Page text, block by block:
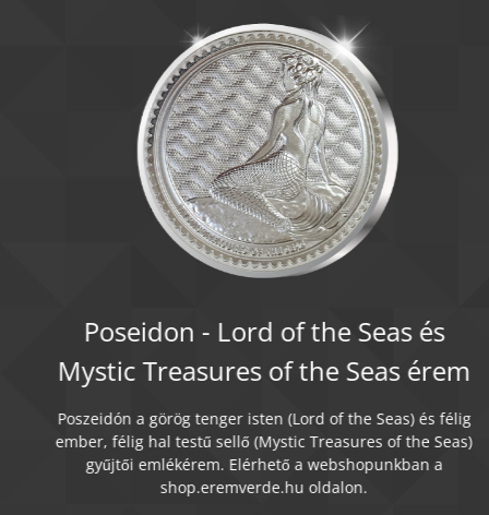
Poseidon - Lord of the Seas és
Mystic Treasures of the Seas érem
Poszeidón a görög tenger isten (Lord of the Seas) és félig
ember, félig hal testű sellő (Mystic Treasures of the Seas)
gyűjtői emlékérem. Elérhető a webshopunkban a
shop.eremverde.hu oldalon.